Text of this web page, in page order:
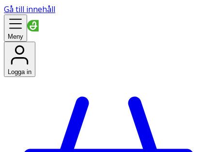
Gå till innehåll
Meny
Logga in